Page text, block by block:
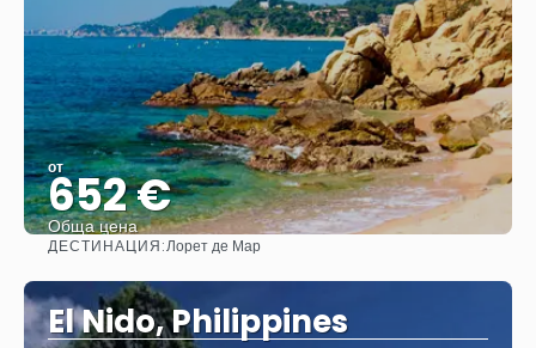
от
652 €
Обща цена
Вижте
ДЕСТИНАЦИЯ:Лорет де Мар
El Nido, Philippines